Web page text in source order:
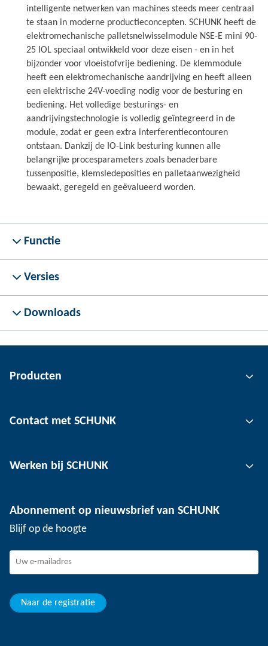
intelligente netwerken van machines steeds meer centraal
te staan in moderne productieconcepten. SCHUNK heeft de
elektromechanische palletsnelwisselmodule NSE-E mini 90-
25 IOL speciaal ontwikkeld voor deze eisen - en in het
bijzonder voor vloeistofvrije bediening. De klemmodule
heeft een elektromechanische aandrijving en heeft alleen
een elektrische 24V-voeding nodig voor de besturing en
bediening. Het volledige besturings- en
aandrijvingstechnologie is volledig geïntegreerd in de
module, zodat er geen extra interferentiecontouren
ontstaan. Dankzij de IO-Link besturing kunnen alle
belangrijke procesparameters zoals benaderbare
tussenpositie, klemsledeposities en palletaanwezigheid
bewaakt, geregeld en geëvalueerd worden.
Functie
Versies
Downloads
Producten
Automatiseringstechnologie
Klemtechnologie voor werkstukken
Contact met SCHUNK
Locaties
Evenementen
SCHUNK - Klokkenluidersregeling
Werken bij SCHUNK
Werken bij SCHUNK
Jonge professionals
Leerling
Abonnement op nieuwsbrief van SCHUNK
Blijf op de hoogte
Naar de registratie